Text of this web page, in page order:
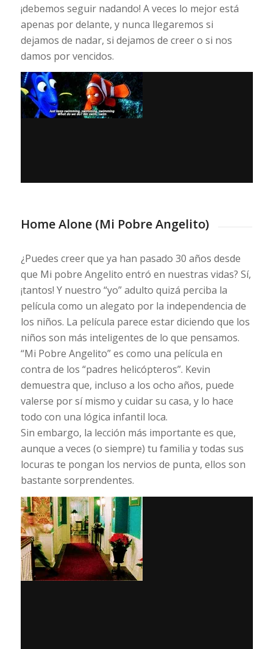
¡debemos seguir nadando! A veces lo mejor está
apenas por delante, y nunca llegaremos si
dejamos de nadar, si dejamos de creer o si nos
damos por vencidos.
Home Alone (Mi Pobre Angelito)
¿Puedes creer que ya han pasado 30 años desde
que Mi pobre Angelito entró en nuestras vidas? Sí,
¡tantos! Y nuestro “yo” adulto quizá perciba la
película como un alegato por la independencia de
los niños. La película parece estar diciendo que los
niños son más inteligentes de lo que pensamos.
“Mi Pobre Angelito” es como una película en
contra de los “padres helicópteros”. Kevin
demuestra que, incluso a los ocho años, puede
valerse por sí mismo y cuidar su casa, y lo hace
todo con una lógica infantil loca.
Sin embargo, la lección más importante es que,
aunque a veces (o siempre) tu familia y todas sus
locuras te pongan los nervios de punta, ellos son
bastante sorprendentes.